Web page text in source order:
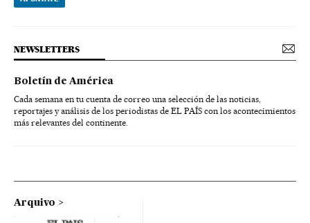
NEWSLETTERS
Boletín de América
Cada semana en tu cuenta de correo una selección de las noticias,
reportajes y análisis de los periodistas de EL PAÍS con los acontecimientos
más relevantes del continente.
Arquivo